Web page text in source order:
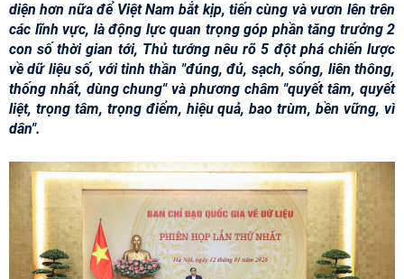
diện hơn nữa để Việt Nam bắt kịp, tiến cùng và vươn lên trên
các lĩnh vực, là động lực quan trọng góp phần tăng trưởng 2
con số thời gian tới, Thủ tướng nêu rõ 5 đột phá chiến lược
về dữ liệu số, với tinh thần "đúng, đủ, sạch, sống, liên thông,
thống nhất, dùng chung" và phương châm "quyết tâm, quyết
liệt, trọng tâm, trọng điểm, hiệu quả, bao trùm, bền vững, vì
dân".